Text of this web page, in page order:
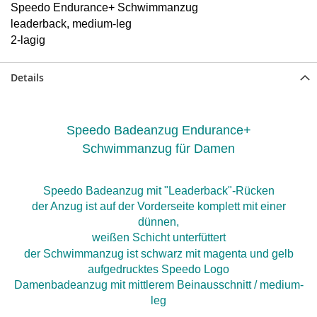
Speedo Endurance+ Schwimmanzug
leaderback, medium-leg
2-lagig
Details
Speedo Badeanzug Endurance+
Schwimmanzug für Damen
Speedo Badeanzug mit "Leaderback"-Rücken
der Anzug ist auf der Vorderseite komplett mit einer
dünnen,
weißen Schicht unterfüttert
der Schwimmanzug ist schwarz mit magenta und gelb
aufgedrucktes Speedo Logo
Damenbadeanzug mit mittlerem Beinausschnitt / medium-
leg